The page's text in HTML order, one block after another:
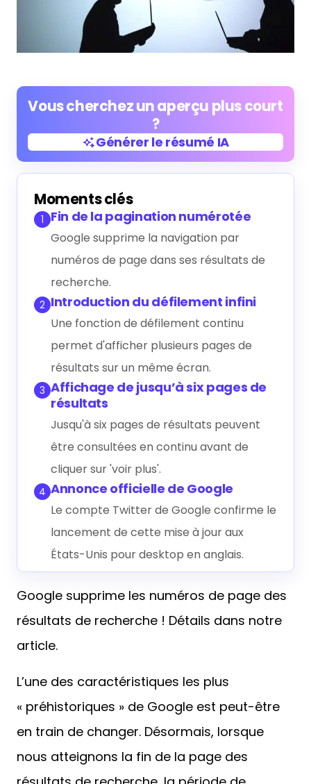
Vous cherchez un aperçu plus court
?
Générer le résumé IA
Générer le résumé IA
Moments clés
1 Fin de la pagination numérotée
Google supprime la navigation par
numéros de page dans ses résultats de
recherche.
2 Introduction du défilement infini
Une fonction de défilement continu
permet d'afficher plusieurs pages de
résultats sur un même écran.
3 Affichage de jusqu’à six pages de
résultats
Jusqu'à six pages de résultats peuvent
être consultées en continu avant de
cliquer sur 'voir plus'.
4 Annonce officielle de Google
Le compte Twitter de Google confirme le
lancement de cette mise à jour aux
États-Unis pour desktop en anglais.
Google supprime les numéros de page des
résultats de recherche ! Détails dans notre
article.
L’une des caractéristiques les plus
« préhistoriques » de Google est peut-être
en train de changer. Désormais, lorsque
nous atteignons la fin de la page des